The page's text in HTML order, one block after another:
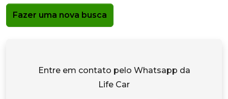
Fazer uma nova busca
Entre em contato pelo Whatsapp da
Life Car